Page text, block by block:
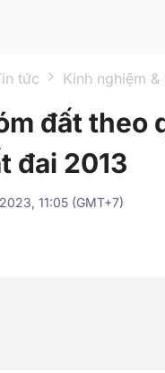
tức Kinh nghiệm
đất theo
đai 2013
11:05 (GMT+7)